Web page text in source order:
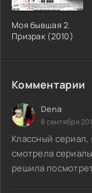
Моя бывшая 2.
Призрак (2010)
Комментарии
Dena
8 сентября
Классный сериал,
смотрела
решила